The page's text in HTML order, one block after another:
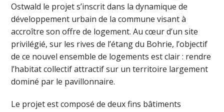
Ostwald le projet s’inscrit dans la dynamique de
développement urbain de la commune visant à
accroître son offre de logement. Au cœur d’un site
privilégié, sur les rives de l’étang du Bohrie, l’objectif
de ce nouvel ensemble de logements est clair : rendre
l’habitat collectif attractif sur un territoire largement
dominé par le pavillonnaire.
Le projet est composé de deux fins bâtiments